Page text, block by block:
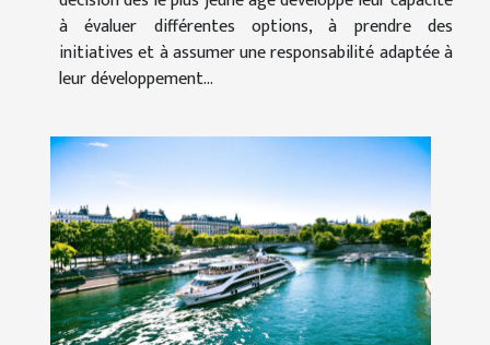
à évaluer différentes options, à prendre des
initiatives et à assumer une responsabilité adaptée à
leur développement...